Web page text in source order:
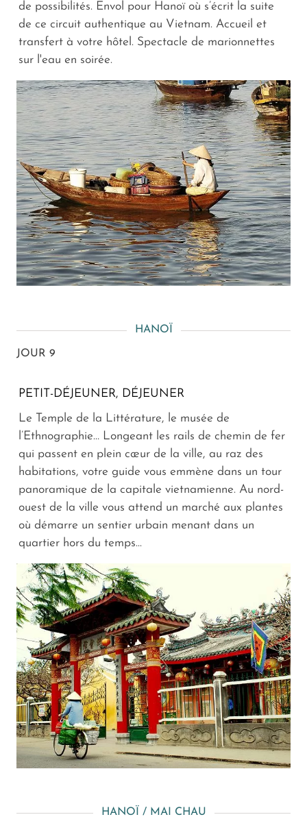
de possibilités. Envol pour Hanoï où s’écrit la suite
de ce circuit authentique au Vietnam. Accueil et
transfert à votre hôtel. Spectacle de marionnettes
sur l'eau en soirée.
HANOÏ
JOUR 9
PETIT-DÉJEUNER, DÉJEUNER
Le Temple de la Littérature, le musée de
l’Ethnographie… Longeant les rails de chemin de fer
qui passent en plein cœur de la ville, au raz des
habitations, votre guide vous emmène dans un tour
panoramique de la capitale vietnamienne. Au nord-
ouest de la ville vous attend un marché aux plantes
où démarre un sentier urbain menant dans un
quartier hors du temps...
HANOÏ / MAI CHAU